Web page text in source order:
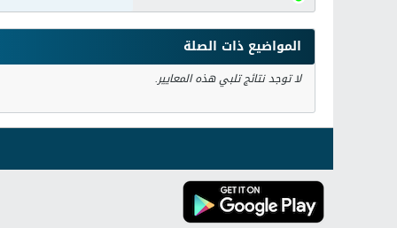
المواضيع ذات الصلة
لا توجد نتائج تلبي هذه المعايير.